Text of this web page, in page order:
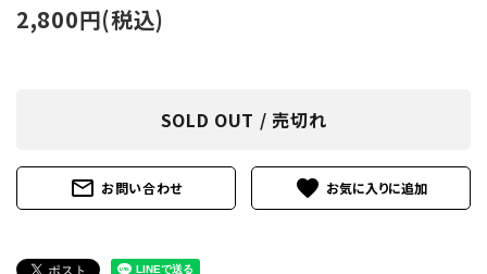
2,800円(税込)
SOLD OUT / 売切れ
mail_outline お問い合わせ favorite